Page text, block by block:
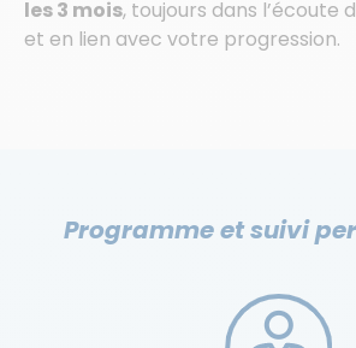
les 3 mois, toujours dans l’écoute
et en lien avec votre progression.
Programme et suivi